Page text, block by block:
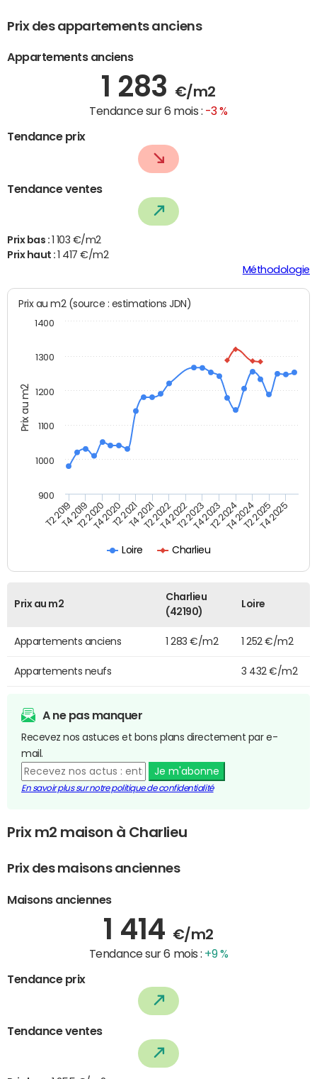
Prix des appartements anciens
Appartements anciens
1 283 €/m2
Tendance sur 6 mois : -3 %
Tendance prix
Tendance ventes
Prix bas : 1 103 €/m2
Prix haut :1 417 €/m2
Méthodologie
Prix au m2
Prix au m2 (source : estimations JDN)
Loire Charlieu
T2 2019T4 2019T2 2020T4 2020T2 2021T4 2021T2 2022T4 2022T2 2023T4 2023T2 2024T4 2024T2 2025T4 2025
900
1000
1100
1200
1300
1400
Prix au m2
Charlieu
(42190)
Loire
Appartements anciens 1 283 €/m2 1 252 €/m2
Appartements neufs 3 432 €/m2
A ne pas manquer
Recevez nos astuces et bons plans directement par e-
mail.
Je m'abonne
En savoir plus sur notre politique de confidentialité
Prix m2 maison à Charlieu
Prix des maisons anciennes
Maisons anciennes
1 414 €/m2
Tendance sur 6 mois : +9 %
Tendance prix
Tendance ventes